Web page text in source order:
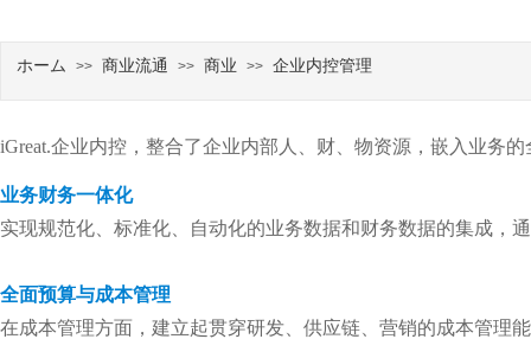
ホーム >> 商业流通 >> 商业 >> 企业内控管理
iGreat.企业内控，整合了企业内部人、财、物资源，嵌入业务
业务财务一体化
实现规范化、标准化、自动化的业务数据和财务数据的集成，
全面预算与成本管理
在成本管理方面，建立起贯穿研发、供应链、营销的成本管理